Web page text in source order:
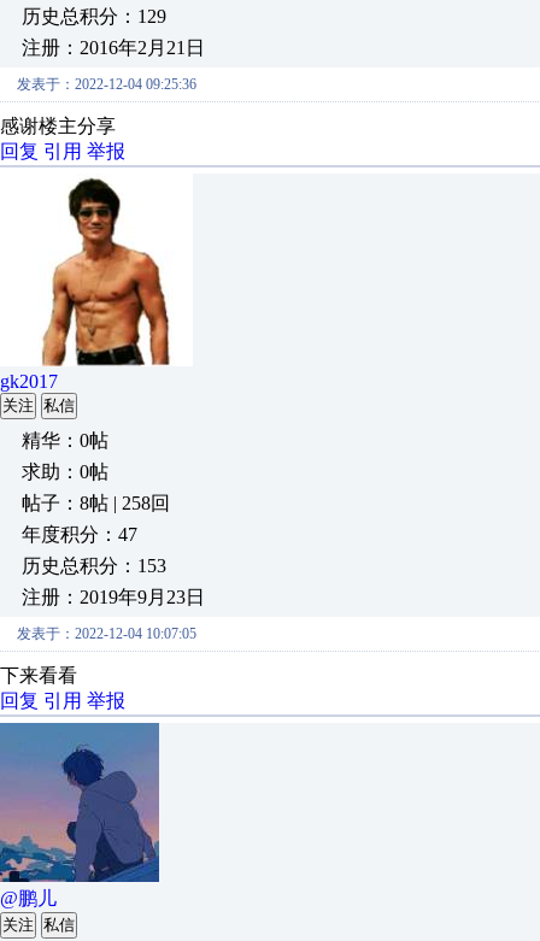
历史总积分：129
注册：2016年2月21日
发表于：2022-12-04 09:25:36
感谢楼主分享
回复 引用 举报
gk2017
关注 私信
精华：0帖
求助：0帖
帖子：8帖 | 258回
年度积分：47
历史总积分：153
注册：2019年9月23日
发表于：2022-12-04 10:07:05
下来看看
回复 引用 举报
@鹏儿
关注 私信